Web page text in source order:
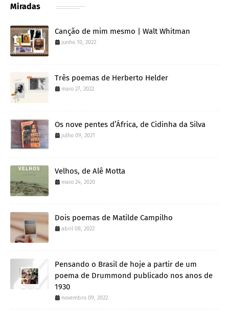
Miradas
Canção de mim mesmo | Walt Whitman
junho 10, 2022
Três poemas de Herberto Helder
maio 27, 2022
Os nove pentes d’África, de Cidinha da Silva
julho 09, 2021
Velhos, de Alê Motta
maio 24, 2020
Dois poemas de Matilde Campilho
abril 08, 2022
Pensando o Brasil de hoje a partir de um
poema de Drummond publicado nos anos de
1930
novembro 09, 2022